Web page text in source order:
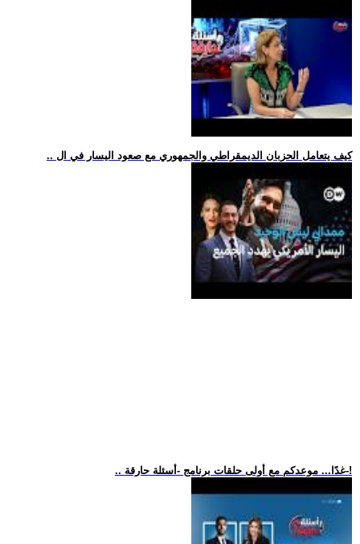
.. كيف يتعامل الحزبان الديمقراطي والجمهوري مع صعود اليسار في ال
.. غدًا... موعدكم مع أولى حلقات برنامج -أسئلة حارقة-!